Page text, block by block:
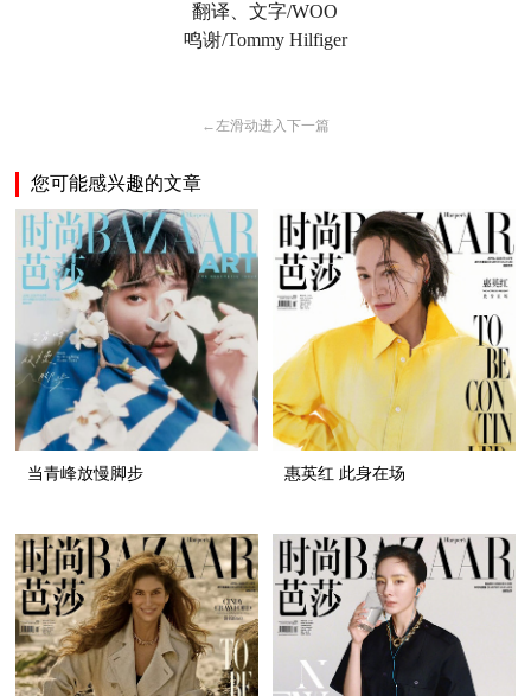
翻译、文字/WOO
鸣谢/Tommy Hilfiger
←左滑动进入下一篇
您可能感兴趣的文章
当青峰放慢脚步 惠英红 此身在场